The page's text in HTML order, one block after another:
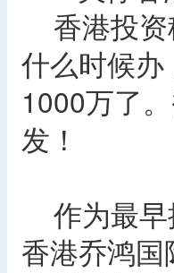
香港投资
什么时候
1000万了
发！
作为最早
香港乔鸿